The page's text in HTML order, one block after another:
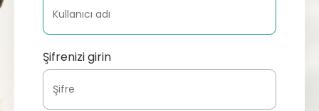
Şifrenizi girin